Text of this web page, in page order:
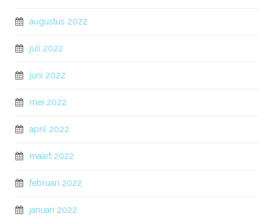
augustus 2022
juli 2022
juni 2022
mei 2022
april 2022
maart 2022
februari 2022
januari 2022